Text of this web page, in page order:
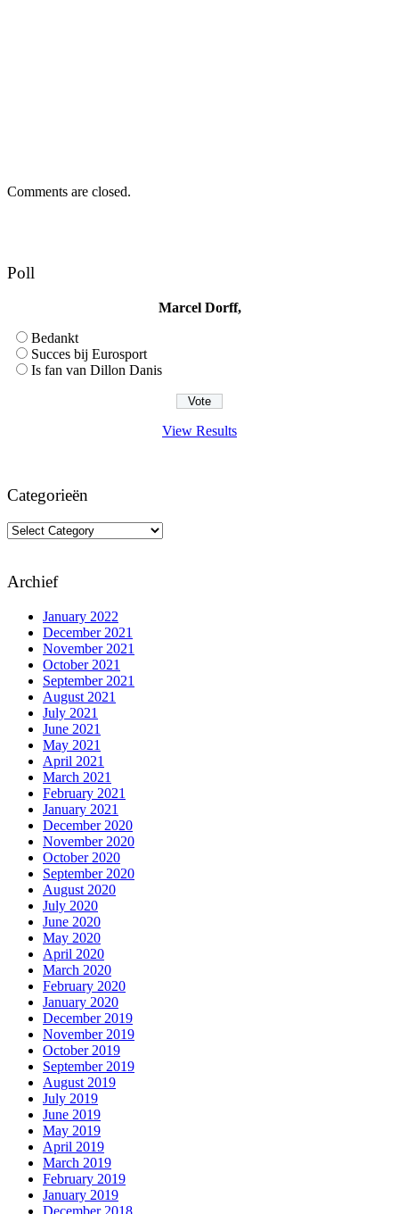
Comments are closed.
Poll
Marcel Dorff,
Bedankt
Succes bij Eurosport
Is fan van Dillon Danis
View Results
Categorieën
Categorieën
Archief
January 2022
December 2021
November 2021
October 2021
September 2021
August 2021
July 2021
June 2021
May 2021
April 2021
March 2021
February 2021
January 2021
December 2020
November 2020
October 2020
September 2020
August 2020
July 2020
June 2020
May 2020
April 2020
March 2020
February 2020
January 2020
December 2019
November 2019
October 2019
September 2019
August 2019
July 2019
June 2019
May 2019
April 2019
March 2019
February 2019
January 2019
December 2018